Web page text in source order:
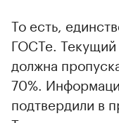
То есть,
ГОСТе. Текущий
должна
70%.
подтвердили в